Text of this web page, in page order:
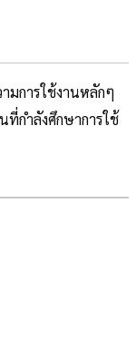
มการใช้งานหลักๆ
ที่กำลังศึกษาการใช้